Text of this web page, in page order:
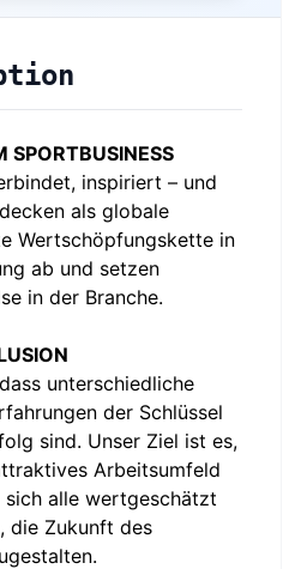
SPORTBUSINESS
inspiriert – und
als globale
Wertschöpfungskette in
ab und setzen
in der Branche.
unterschiedliche
der Schlüssel
sind. Unser Ziel ist es,
Arbeitsumfeld
sich alle wertgeschätzt
die Zukunft des